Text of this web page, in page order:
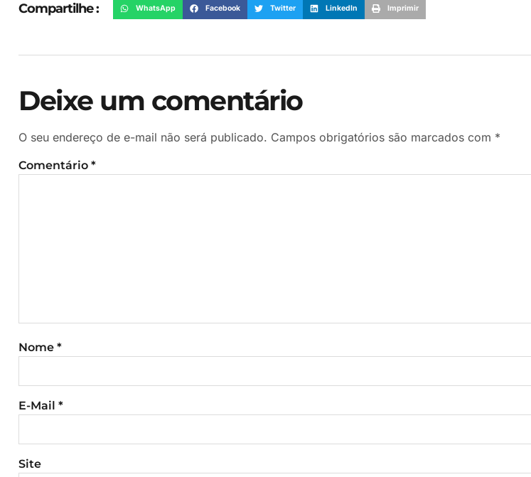
Compartilhe : WhatsApp Facebook Twitter LinkedIn Imprimir
Deixe um comentário
O seu endereço de e-mail não será publicado. Campos obrigatórios são marcados com *
Comentário *
Nome *
E-Mail *
Site